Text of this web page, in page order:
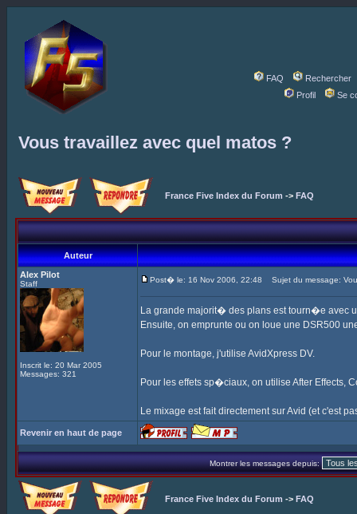
FAQ
Rechercher
Profil
Se
Vous travaillez avec quel matos ?
France Five Index du Forum -> FAQ
Auteur
Alex Pilot
Staff
Inscrit le: 20 Mar 2005
Messages: 321
Post� le: 16 Nov 2006, 22:48 Sujet du message:
La grande majorit� des plans est tourn�e avec
Ensuite, on emprunte ou on loue une DSR500
Pour le montage, j'utilise AvidXpress DV.
Pour les effets sp�ciaux, on utilise After Effects,
Le mixage est fait directement sur Avid (et c'est
Revenir en haut de page
Montrer les messages depuis:
France Five Index du Forum -> FAQ